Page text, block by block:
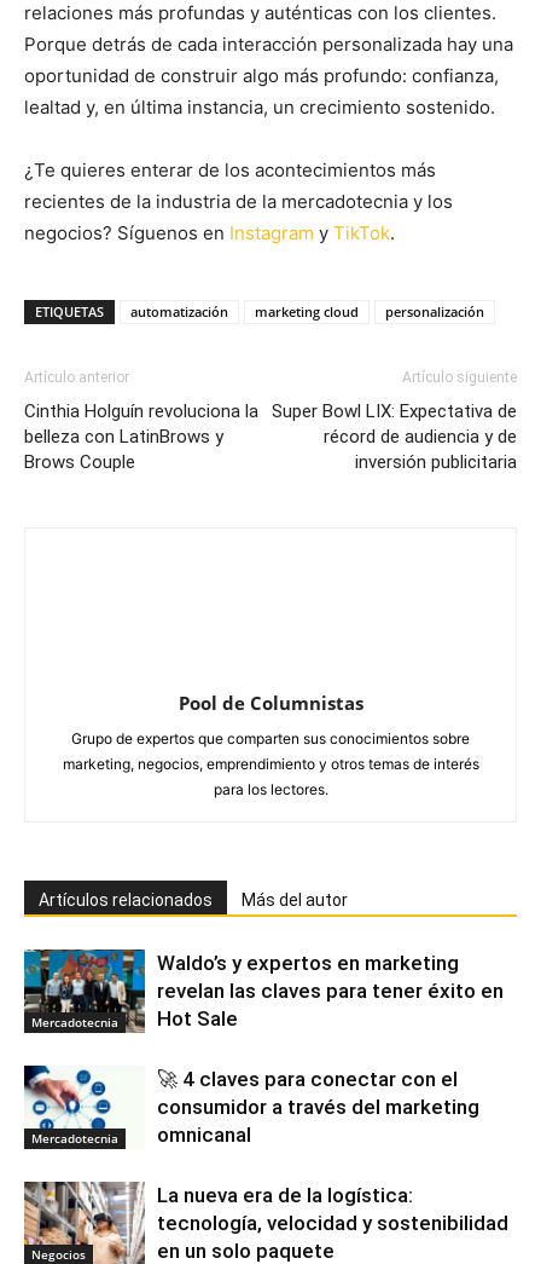
relaciones más profundas y auténticas con los clientes.
Porque detrás de cada interacción personalizada hay una
oportunidad de construir algo más profundo: confianza,
lealtad y, en última instancia, un crecimiento sostenido.
¿Te quieres enterar de los acontecimientos más
recientes de la industria de la mercadotecnia y los
negocios? Síguenos en Instagram y TikTok.
ETIQUETAS automatización marketing cloud personalización
Artículo anterior
Cinthia Holguín revoluciona la
belleza con LatinBrows y
Brows Couple
Artículo siguiente
Super Bowl LIX: Expectativa de
récord de audiencia y de
inversión publicitaria
Pool de Columnistas
Grupo de expertos que comparten sus conocimientos sobre
marketing, negocios, emprendimiento y otros temas de interés
para los lectores.
Artículos relacionados Más del autor
Mercadotecnia
Waldo’s y expertos en marketing
revelan las claves para tener éxito en
Hot Sale
Mercadotecnia
🚀 4 claves para conectar con el
consumidor a través del marketing
omnicanal
Negocios
La nueva era de la logística:
tecnología, velocidad y sostenibilidad
en un solo paquete